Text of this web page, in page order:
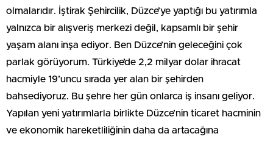
olmalarıdır. İştirak Şehircilik, Düzce’ye yaptığı bu yatırımla
yalnızca bir alışveriş merkezi değil, kapsamlı bir şehir
yaşam alanı inşa ediyor. Ben Düzce’nin geleceğini çok
parlak görüyorum. Türkiye’de 2,2 milyar dolar ihracat
hacmiyle 19’uncu sırada yer alan bir şehirden
bahsediyoruz. Bu şehre her gün onlarca iş insanı geliyor.
Yapılan yeni yatırımlarla birlikte Düzce’nin ticaret hacminin
ve ekonomik hareketliliğinin daha da artacağına